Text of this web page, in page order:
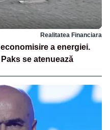
Realitatea Financiara
a energiei.
se atenuează